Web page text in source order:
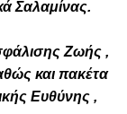
Σαλαμίνας.
Ζωής ,
και πακέτα
Ευθύνης ,